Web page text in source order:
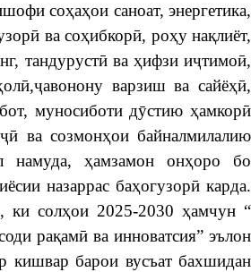
соҳаҳои саноат, энергетика,
ва соҳибкорӣ, роҳу нақлиёт,
тандурустӣ ва ҳифзи иҷтимоӣ,
варзиш ва сайёҳӣ,
муносиботи дӯстию ҳамкорӣ
ва созмонҳои байналмилалию
намуда, ҳамзамон онҳоро бо
назаррас баҳогузорӣ карда.
ки солҳои 2025-2030 ҳамчун “
рақамӣ ва инноватсия” эълон
кишвар барои вусъат бахшидан